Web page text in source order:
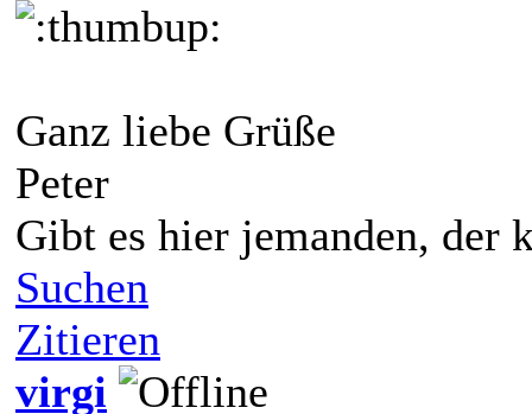
Ganz liebe Grüße
Peter
Gibt es hier jemanden, der
Suchen
Zitieren
virgi